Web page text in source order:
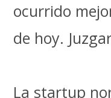
ocurrido
de hoy.
La startup